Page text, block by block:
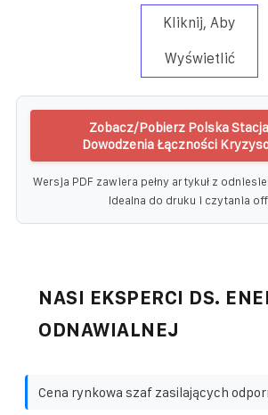
Kliknij, Aby
Wyświetlić
Zobacz/Pobierz Polska
Dowodzenia Łączności
Wersja PDF zawiera pełny artykuł z
Idealna do druku i czytania
NASI EKSPERCI DS.
ODNAWIALNEJ
Cena rynkowa szaf zasilających